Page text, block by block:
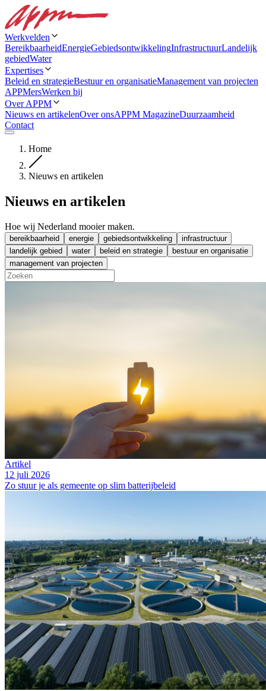
Werkvelden
BereikbaarheidEnergieGebiedsontwikkelingInfrastructuurLandelijk
gebiedWater
Expertises
Beleid en strategieBestuur en organisatieManagement van projecten
APPMersWerken bij
Over APPM
Nieuws en artikelenOver onsAPPM MagazineDuurzaamheid
Contact
Home
Nieuws en artikelen
Nieuws en artikelen
Hoe wij Nederland mooier maken.
bereikbaarheid energie gebiedsontwikkeling
infrastructuur
landelijk gebied
water beleid en strategie
bestuur en organisatie
management van projecten
Artikel
12 juli 2026
Zo stuur je als gemeente op slim batterijbeleid